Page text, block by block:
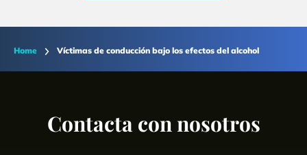
Home Víctimas de conducción bajo los efectos del alcohol
Contacta con nosotros